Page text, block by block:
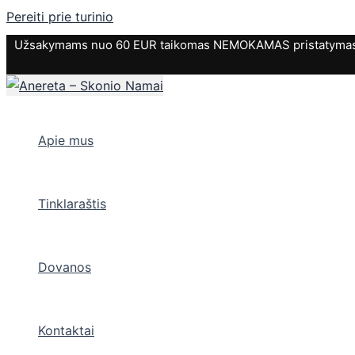
Pereiti prie turinio
Užsakymams nuo 60 EUR taikomas NEMOKAMAS
Apie mus
Tinklaraštis
Dovanos
Kontaktai